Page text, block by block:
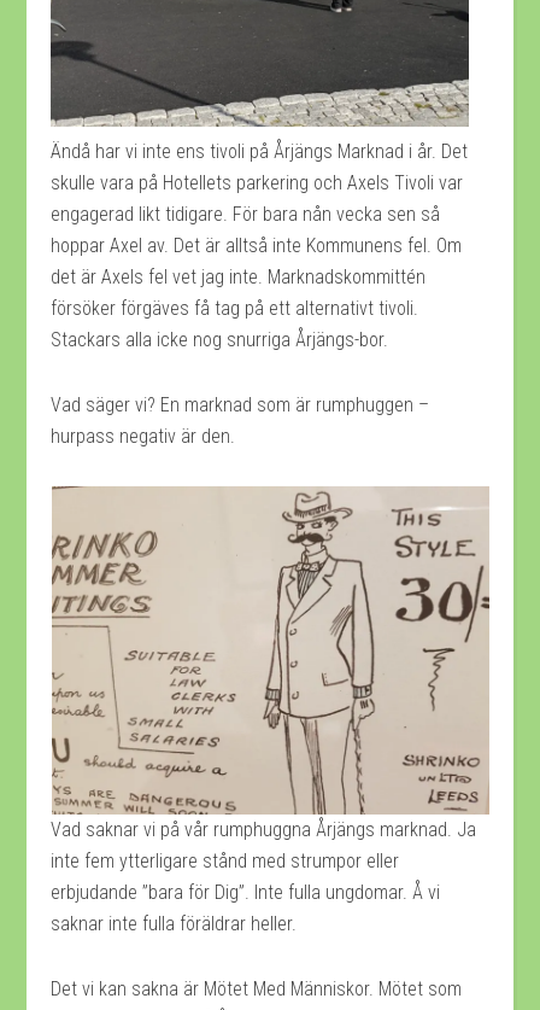
Ändå har vi inte ens tivoli på Årjängs Marknad i år. Det
skulle vara på Hotellets parkering och Axels Tivoli var
engagerad likt tidigare. För bara nån vecka sen så
hoppar Axel av. Det är alltså inte Kommunens fel. Om
det är Axels fel vet jag inte. Marknadskommittén
försöker förgäves få tag på ett alternativt tivoli.
Stackars alla icke nog snurriga Årjängs-bor.
Vad säger vi? En marknad som är rumphuggen –
hurpass negativ är den.
Vad saknar vi på vår rumphuggna Årjängs marknad. Ja
inte fem ytterligare stånd med strumpor eller
erbjudande ”bara för Dig”. Inte fulla ungdomar. Å vi
saknar inte fulla föräldrar heller.
Det vi kan sakna är Mötet Med Människor. Mötet som